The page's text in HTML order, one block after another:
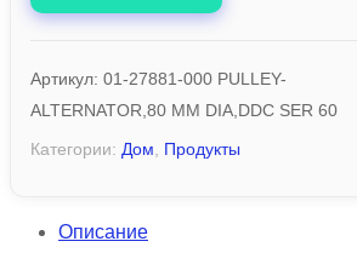
Артикул: 01-27881-000 PULLEY-
ALTERNATOR,80 MM DIA,DDC SER 60
Категории: Дом Продукты
Описание